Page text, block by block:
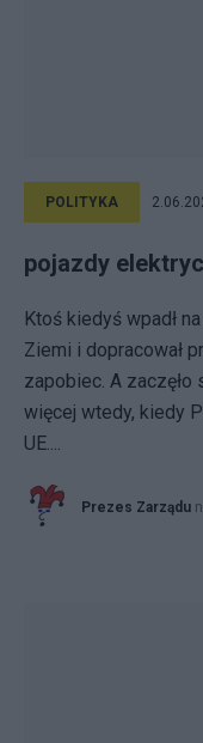
POLITYKA
pojazdy
Ktoś kiedyś wpadł
Ziemi i dopracował
zapobiec. A zaczęło
więcej wtedy, kiedy
UE....
Prezes Zarządu